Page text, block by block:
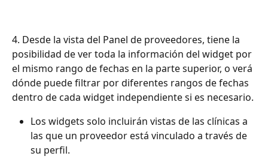
4. Desde la vista del Panel de proveedores, tiene la
posibilidad de ver toda la información del widget por
el mismo rango de fechas en la parte superior, o verá
dónde puede filtrar por diferentes rangos de fechas
dentro de cada widget independiente si es necesario.
Los widgets solo incluirán vistas de las clínicas a
las que un proveedor está vinculado a través de
su perfil.